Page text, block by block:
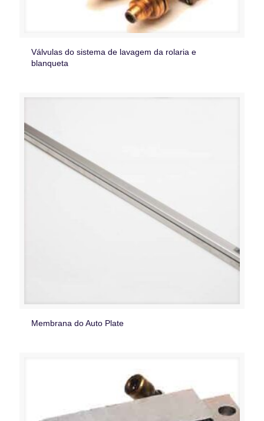
Válvulas do sistema de lavagem da rolaria e
blanqueta
Membrana do Auto Plate